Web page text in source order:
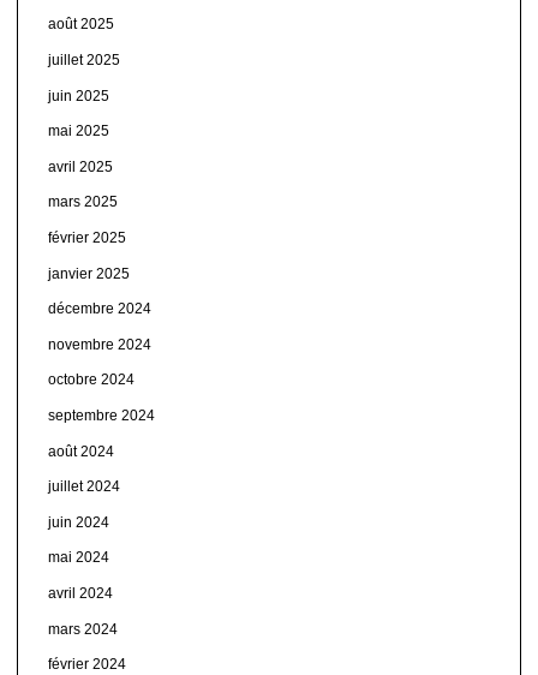
août 2025
juillet 2025
juin 2025
mai 2025
avril 2025
mars 2025
février 2025
janvier 2025
décembre 2024
novembre 2024
octobre 2024
septembre 2024
août 2024
juillet 2024
juin 2024
mai 2024
avril 2024
mars 2024
février 2024